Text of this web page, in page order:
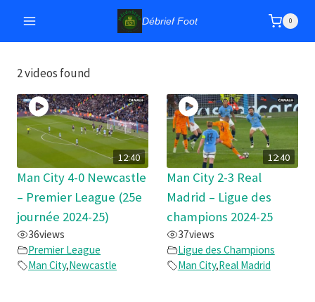
contenu
Débrief Foot 0
2 videos found
12:40
Man City 4-0 Newcastle
– Premier League (25e
journée 2024-25)
36views
Premier League
Man City,Newcastle
12:40
Man City 2-3 Real
Madrid – Ligue des
champions 2024-25
37views
Ligue des Champions
Man City,Real Madrid